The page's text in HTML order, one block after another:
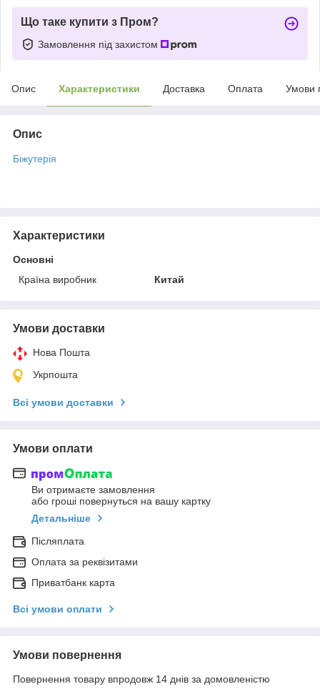
Що таке купити з Пром?
Замовлення під захистом
Опис Характеристики Доставка Оплата Умови
Опис
Біжутерія
Характеристики
Основні
Країна виробник
Китай
Умови доставки
Нова Пошта
Укрпошта
Всі умови доставки
Умови оплати
Ви отримаєте замовлення
або гроші повернуться на вашу картку
Детальніше
Післяплата
Оплата за реквізитами
Приватбанк карта
Всі умови оплати
Умови повернення
Повернення товару впродовж 14 днів за домовленістю